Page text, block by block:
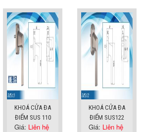
KHOÁ CỬA ĐA
ĐIỂM SUS 110
Giá: Liên hệ
KHOÁ CỬA ĐA
ĐIỂM SUS122
Giá: Liên hệ